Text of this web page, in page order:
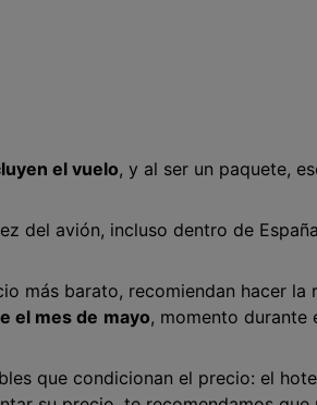
el vuelo, y al ser un paquete,
del avión, incluso dentro de
más barato, recomiendan hacer la
el mes de mayo, momento durante
que condicionan el precio: el